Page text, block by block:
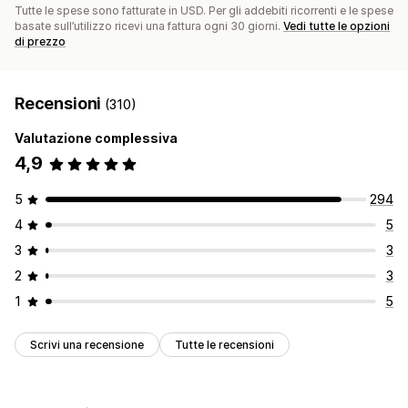
Tutte le spese sono fatturate in USD. Per gli addebiti ricorrenti e le spese
basate sull’utilizzo ricevi una fattura ogni 30 giorni. Vedi tutte le opzioni
di prezzo
Recensioni (310)
Valutazione complessiva
4,9
5
294
4
5
3
3
2
3
1
5
Scrivi una recensione Tutte le recensioni